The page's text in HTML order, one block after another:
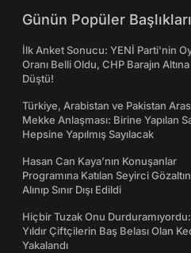
Günün Popüler Başlıkları
İlk Anket Sonucu: YENİ Parti'nin
Oranı Belli Oldu, CHP Barajın Altına
Düştü!
Türkiye, Arabistan ve Pakistan
Mekke Anlaşması: Birine Yapılan
Hepsine Yapılmış Sayılacak
Hasan Can Kaya’nın Konuşanlar
Programına Katılan Seyirci
Alınıp Sınır Dışı Edildi
Hiçbir Tuzak Onu
Yıldır Çiftçilerin Baş Belası Olan
Yakalandı